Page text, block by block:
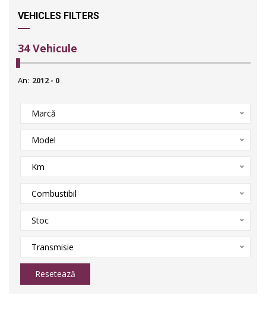
VEHICLES FILTERS
34 Vehicule
An:
Marcă
Model
Km
Combustibil
Stoc
Transmisie
Resetează